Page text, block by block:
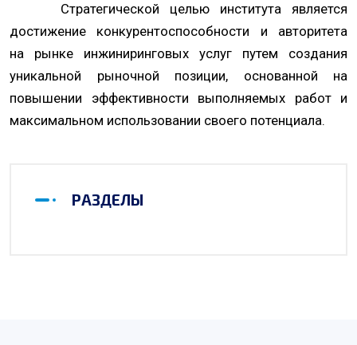
РАЗДЕЛЫ
Стратегической целью института является
достижение конкурентоспособности и авторитета
на рынке инжиниринговых услуг путем создания
уникальной рыночной позиции, основанной на
повышении эффективности выполняемых работ и
максимальном использовании своего потенциала.